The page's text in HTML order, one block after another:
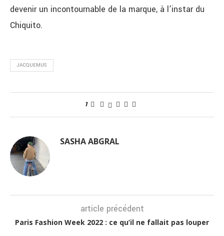
devenir un incontournable de la marque, à l’instar du
Chiquito.
JACQUEMUS
1
SASHA ABGRAL
article précédent
Paris Fashion Week 2022 : ce qu’il ne fallait pas louper